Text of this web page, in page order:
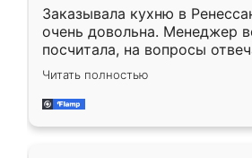
Заказывала кухню в
очень довольна. Менеджер
посчитала, на вопросы
Замерщик приехал в
делу со всей
за день, ребята работали
Читать полностью